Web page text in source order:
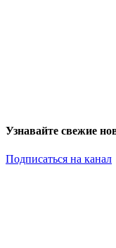
Узнавайте свежие
Подписаться на канал